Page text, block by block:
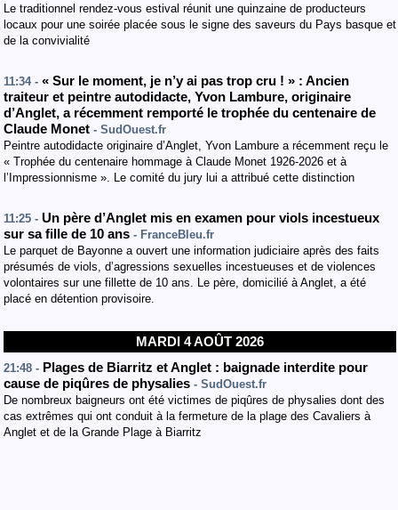
Le traditionnel rendez-vous estival réunit une quinzaine de producteurs
locaux pour une soirée placée sous le signe des saveurs du Pays basque et
de la convivialité
11:34 - « Sur le moment, je n’y ai pas trop cru ! » : Ancien
traiteur et peintre autodidacte, Yvon Lambure, originaire
d’Anglet, a récemment remporté le trophée du centenaire de
Claude Monet - SudOuest.fr
Peintre autodidacte originaire d’Anglet, Yvon Lambure a récemment reçu le
« Trophée du centenaire hommage à Claude Monet 1926-2026 et à
l’Impressionnisme ». Le comité du jury lui a attribué cette distinction
11:25 - Un père d’Anglet mis en examen pour viols incestueux
sur sa fille de 10 ans - FranceBleu.fr
Le parquet de Bayonne a ouvert une information judiciaire après des faits
présumés de viols, d’agressions sexuelles incestueuses et de violences
volontaires sur une fillette de 10 ans. Le père, domicilié à Anglet, a été
placé en détention provisoire.
MARDI 4 AOÛT 2026
21:48 - Plages de Biarritz et Anglet : baignade interdite pour
cause de piqûres de physalies - SudOuest.fr
De nombreux baigneurs ont été victimes de piqûres de physalies dont des
cas extrêmes qui ont conduit à la fermeture de la plage des Cavaliers à
Anglet et de la Grande Plage à Biarritz